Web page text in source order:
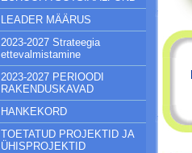
LEADER MÄÄRUS
2023-2027 Strateegia
ettevalmistamine
2023-2027 PERIOODI
RAKENDUSKAVAD
HANKEKORD
TOETATUD PROJEKTID JA
ÜHISPROJEKTID